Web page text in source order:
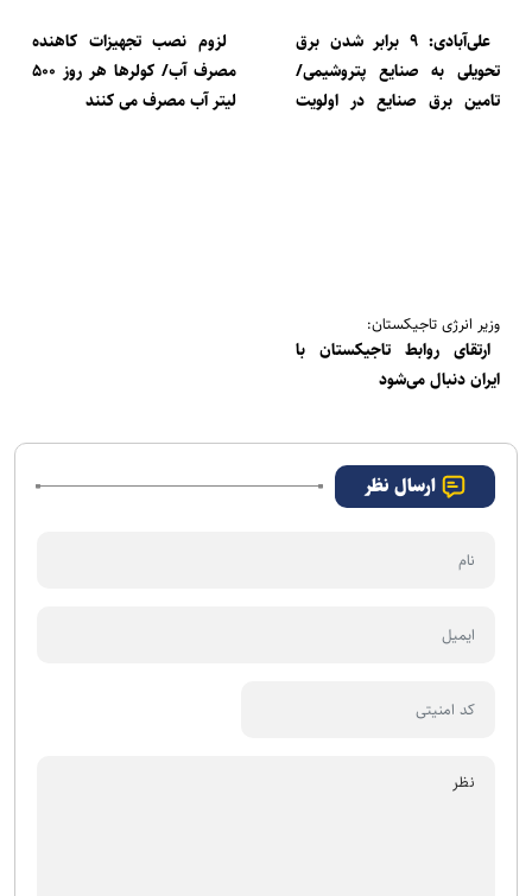
علی‌آبادی: ۹ برابر شدن برق
تحویلی به صنایع پتروشیمی/
تامین برق صنایع در اولویت
لزوم نصب تجهیزات کاهنده
مصرف آب/ کولرها هر روز ۵۰۰
لیتر آب مصرف می کنند
وزیر انرژی تاجیکستان:
ارتقای روابط تاجیکستان با
ایران دنبال می‌شود
ارسال نظر